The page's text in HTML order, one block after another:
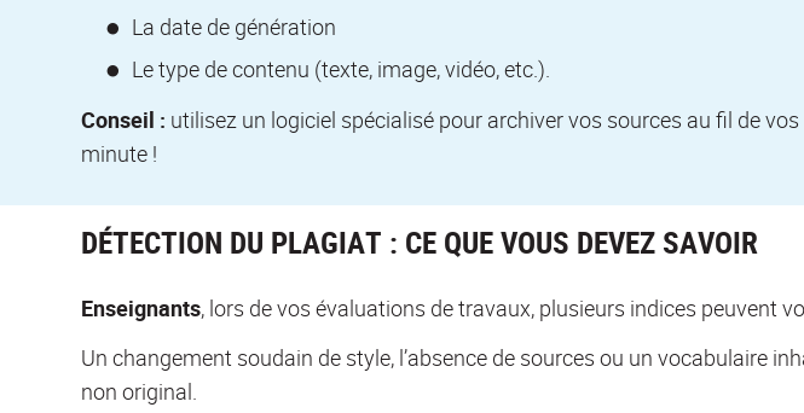
La date de génération
Le type de contenu (texte, image, vidéo, etc.).
Conseil : utilisez un logiciel spécialisé pour archiver vos sources au fil de
minute !
DÉTECTION DU PLAGIAT : CE QUE VOUS DEVEZ SAVOIR
Enseignants, lors de vos évaluations de travaux, plusieurs indices peuvent
Un changement soudain de style, l’absence de sources ou un vocabulaire
non original.